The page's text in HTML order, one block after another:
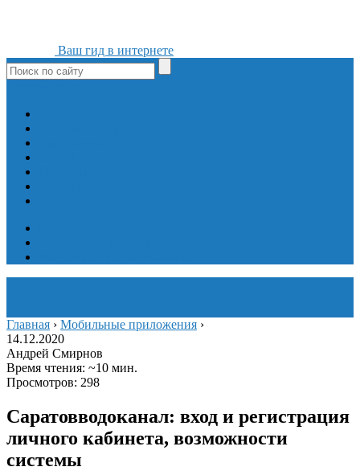
Ваш гид в интернете
Главная › Мобильные приложения ›
14.12.2020
Андрей Смирнов
Время чтения: ~10 мин.
Просмотров: 298
Саратовводоканал: вход и регистрация
личного кабинета, возможности
системы